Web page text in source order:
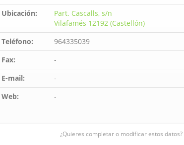
Ubicación:
Part. Cascalls, s/n
Vilafamés 12192 (Castellón)
Teléfono:
964335039
Fax:
-
E-mail:
-
Web:
-
¿Quieres completar o modificar estos datos?